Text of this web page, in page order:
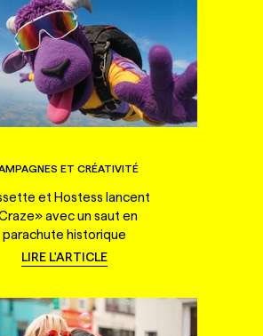
ET CRÉATIVITÉ
et Hostess lancent
avec un saut en
parachute historique
LIRE L'ARTICLE